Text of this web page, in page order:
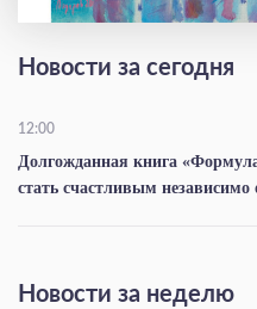
Новости за сегодня
12:00
Долгожданная книга
стать счастливым независимо
Новости за неделю